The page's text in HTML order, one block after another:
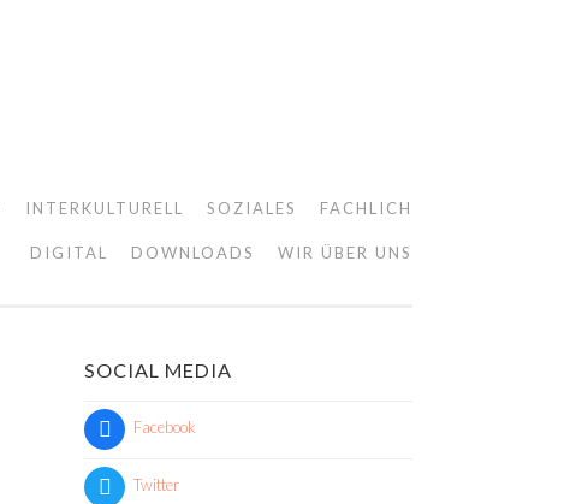
INTERKULTURELL SOZIALES FACHLICH
DIGITAL DOWNLOADS WIR ÜBER UNS
SOCIAL MEDIA
Facebook
Twitter